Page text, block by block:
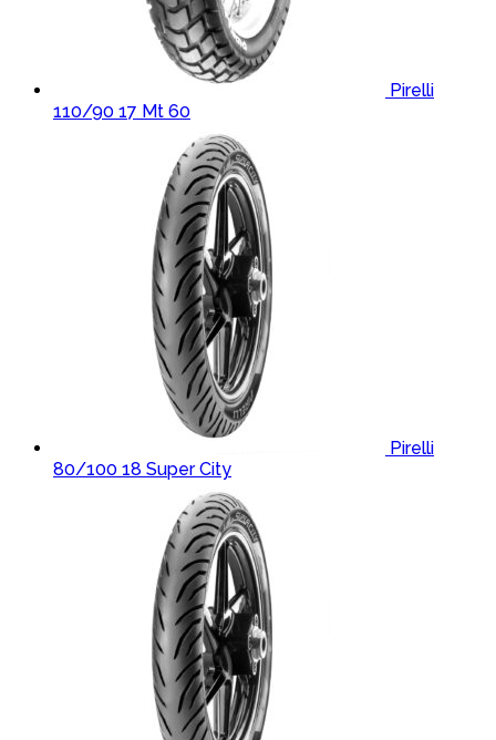
Pirelli
110/90 17 Mt 60
Pirelli
80/100 18 Super City